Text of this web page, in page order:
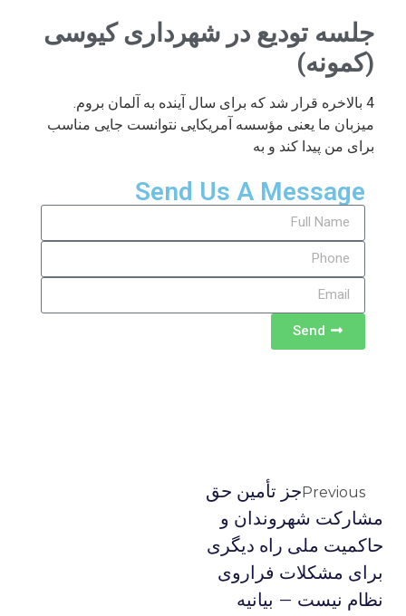
جلسه تودیع در شهرداری کیوسی
(کمونه)
4 بالاخره قرار شد که برای سال آینده به آلمان بروم.
میزبان ما یعنی مؤسسه آمریکایی نتوانست جایی مناسب
برای من پیدا کند و به
Send Us A Message
Send
Previousجز تأمین حق
مشارکت شهروندان و
حاکمیت ملی راه دیگری
برای مشکلات فراروی
نظام نیست – بیانیه